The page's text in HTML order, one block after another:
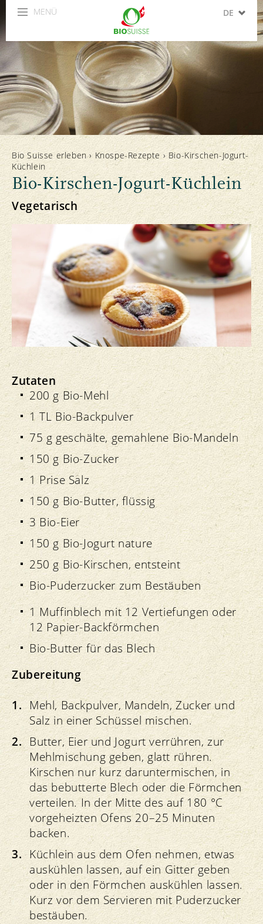
MENÜ DE
ES
Bio Suisse erleben› Knospe-Rezepte› Bio-Kirschen-Jogurt-
Küchlein
Bio-Kirschen-Jogurt-Küchlein
Vegetarisch
Zutaten
200 g Bio-Mehl
1 TL Bio-Backpulver
75 g geschälte, gemahlene Bio-Mandeln
150 g Bio-Zucker
1 Prise Salz
150 g Bio-Butter, flüssig
3 Bio-Eier
150 g Bio-Jogurt nature
250 g Bio-Kirschen, entsteint
Bio-Puderzucker zum Bestäuben
1 Muffinblech mit 12 Vertiefungen oder
12 Papier-Backförmchen
Bio-Butter für das Blech
Zubereitung
Mehl, Backpulver, Mandeln, Zucker und
Salz in einer Schüssel mischen.
Butter, Eier und Jogurt verrühren, zur
Mehlmischung geben, glatt rühren.
Kirschen nur kurz daruntermischen, in
das bebutterte Blech oder die Förmchen
verteilen. In der Mitte des auf 180 °C
vorgeheizten Ofens 20–25 Minuten
backen.
Küchlein aus dem Ofen nehmen, etwas
auskühlen lassen, auf ein Gitter geben
oder in den Förmchen auskühlen lassen.
Kurz vor dem Servieren mit Puderzucker
bestäuben.